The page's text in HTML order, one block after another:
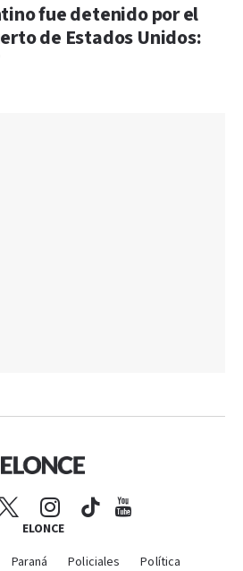
fue detenido por el
de Estados Unidos:
ELONCE
Paraná Policiales Política